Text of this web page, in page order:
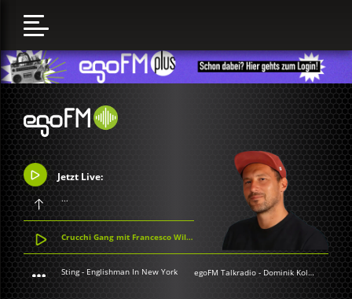
Jetzt Live:
...
Crucchi Gang mit Francesco Wilking - Il mio bungalow
Sting - Englishman In New York egoFM Talkradio - Dominik Kollmann